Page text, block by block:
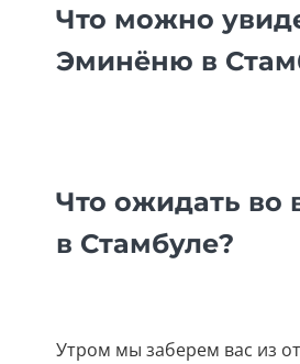
Что можно
Эминёню в
Что ожидать во
в Стамбуле?
Утром мы заберем вас из